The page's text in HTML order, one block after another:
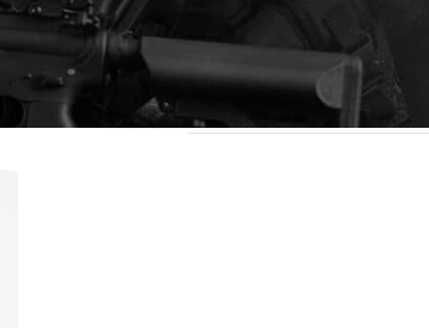
Mostrando todos os 3 resultados